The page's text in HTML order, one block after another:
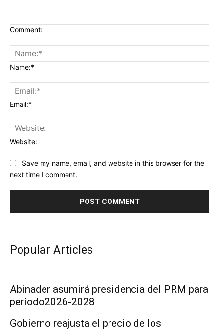
Comment:
Name:*
Email:*
Website:
Save my name, email, and website in this browser for the
next time I comment.
Popular Articles
Abinader asumirá presidencia del PRM para
período2026-2028
Gobierno reajusta el precio de los